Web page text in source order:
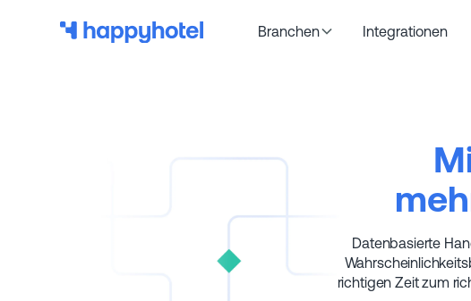
Branchen Integrationen
Datenbasierte
richtigen Zeit zum